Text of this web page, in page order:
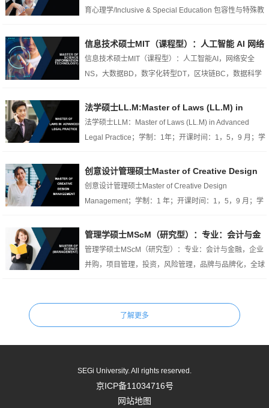
育心理学/Inclusive & Special Education 包容性与特殊教
信息技术硕士MIT（课程型）：人工智能 AI 网络
安全 NS 大数据 BD 数字化转型DT 区块链 BC 数
据科学 DS/ 物联网 IOT
信息技术硕士MIT（课程型）：人工智能AI，网络安全
NS，大数据BD，数字化转型DT，区块链BC，数据科学
学费：29175学位颁发：世纪大学...
法学硕士LL.M:Master of Laws (LL.M) in
Advanced Legal Practice
法学硕士LLM：Master of Laws (LL.M) in Advanced
Legal Practice；学制：1年；开课时间：1，5，9 月；学
创意设计管理硕士Master of Creative Design
Management
创意设计管理硕士Master of Creative Design
Management；学制：1 年；开课时间：1，5，9 月；学
, 可跨专业...
管理学硕士MScM（研究型）：专业：会计与金
融，企业并购，项目管理，投资，风险管理，品
牌与品牌化，全球化重组，创新与技术管理，团
管理学硕士MScM（研究型）：专业：会计与金融，企业
并购，项目管理，投资，风险管理，品牌与品牌化，全球
SEGi University. All rights reserved.
京ICP备11034716号
网站地图